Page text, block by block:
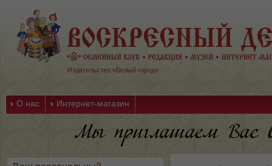
Издательство «Белый город»
О нас Интернет-магазин